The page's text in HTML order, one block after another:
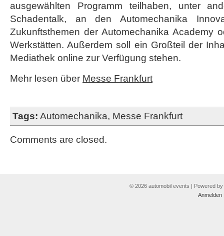
ausgewählten Programm teilhaben, unter
Schadentalk, an den Automechanika
Zukunftsthemen der Automechanika Academy
Werkstätten. Außerdem soll ein Großteil der
Mediathek online zur Verfügung stehen.
Mehr lesen über Messe Frankfurt
Tags: Automechanika, Messe Frankfurt
Comments are closed.
© 2026 automobil events | Powered by
Anmelden|